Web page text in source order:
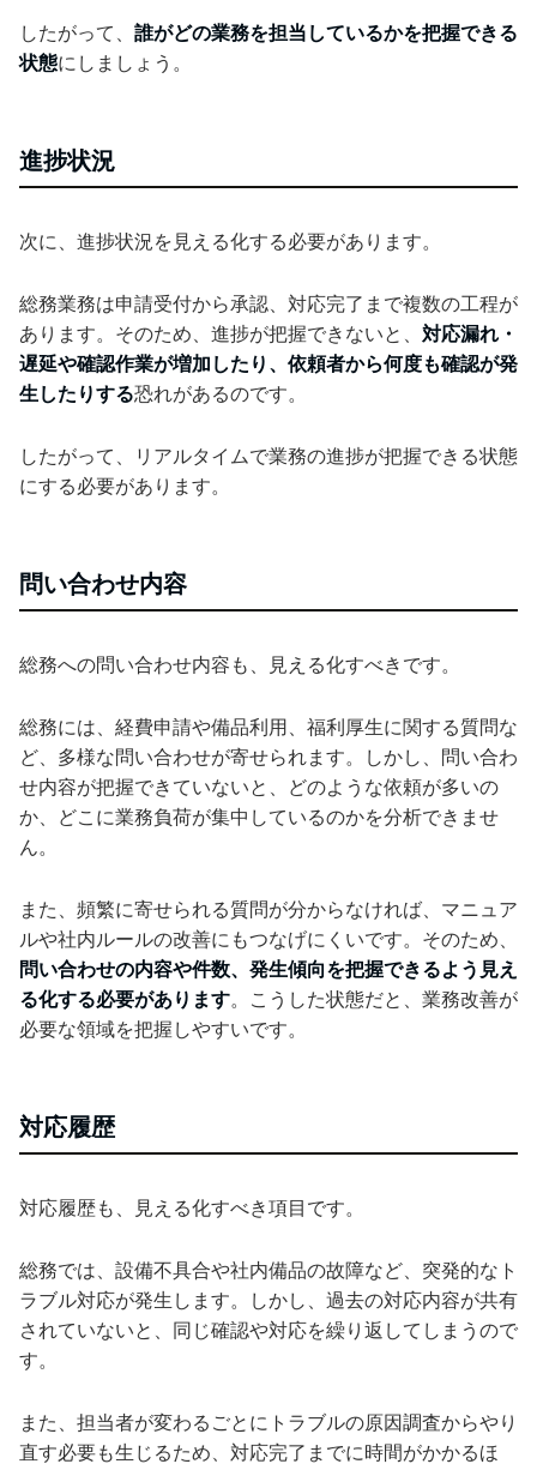
したがって、 誰がどの業務を担当しているかを把握できる
状態にしましょう。
進捗状況
次に、進捗状況を見える化する必要があります。
総務業務は申請受付から承認、対応完了まで複数の工程が
あります。そのため、進捗が把握できないと、 対応漏れ・
遅延や確認作業が増加したり、依頼者から何度も確認が発
生したりする恐れがあるのです。
したがって、リアルタイムで業務の進捗が把握できる状態
にする必要があります。
問い合わせ内容
総務への問い合わせ内容も、見える化すべきです。
総務には、経費申請や備品利用、福利厚生に関する質問な
ど、多様な問い合わせが寄せられます。しかし、問い合わ
せ内容が把握できていないと、どのような依頼が多いの
か、どこに業務負荷が集中しているのかを分析できませ
ん。
また、頻繁に寄せられる質問が分からなければ、マニュア
ルや社内ルールの改善にもつなげにくいです。そのため、
問い合わせの内容や件数、発生傾向を把握できるよう見え
る化する必要があります。こうした状態だと、業務改善が
必要な領域を把握しやすいです。
対応履歴
対応履歴も、見える化すべき項目です。
総務では、設備不具合や社内備品の故障など、突発的なト
ラブル対応が発生します。しかし、過去の対応内容が共有
されていないと、同じ確認や対応を繰り返してしまうので
す。
また、担当者が変わるごとにトラブルの原因調査からやり
直す必要も生じるため、対応完了までに時間がかかるほ